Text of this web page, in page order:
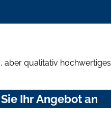
aber qualitativ hochwertiges
Ihr Angebot an